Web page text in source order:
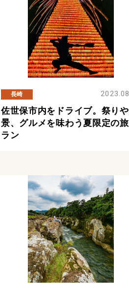
長崎
佐世保市内をドライブ。祭り
景、グルメを味わう夏限定の
ラン